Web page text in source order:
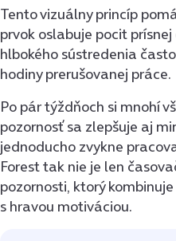
Tento vizuálny princíp
prvok oslabuje pocit
hlbokého sústredenia
hodiny prerušovanej práce.
Po pár týždňoch si mnohí
pozornosť sa zlepšuje aj
jednoducho zvykne
Forest tak nie je len
pozornosti, ktorý
s hravou motiváciou.